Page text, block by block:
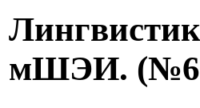
мШЭИ.